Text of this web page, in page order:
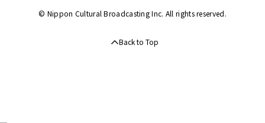
© Nippon Cultural Broadcasting Inc. All rights reserved.
Back to Top